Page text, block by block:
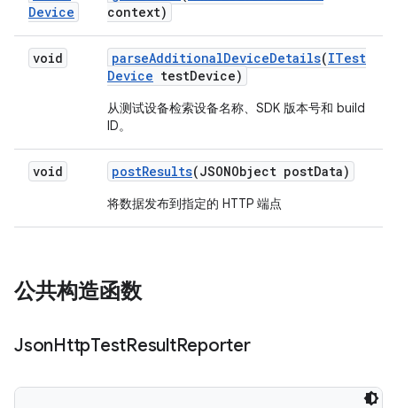
Device
context)
void parseAdditionalDeviceDetails(ITest
Device testDevice)
从测试设备检索设备名称、SDK 版本号和 build
ID。
void postResults(JSONObject postData)
将数据发布到指定的 HTTP 端点
公共构造函数
JsonHttpTestResultReporter